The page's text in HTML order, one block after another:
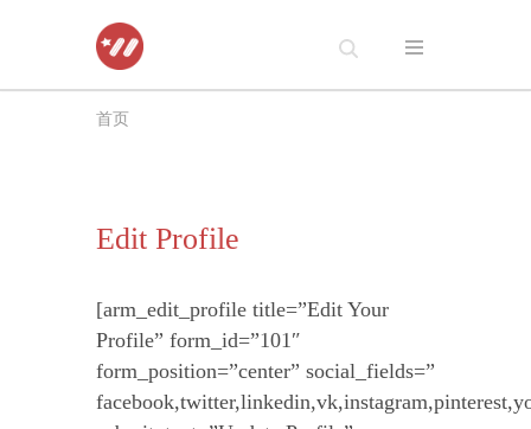
至
首页
Edit Profile
[arm_edit_profile title=”Edit Your
Profile” form_id=”101″
form_position=”center” social_fields=”